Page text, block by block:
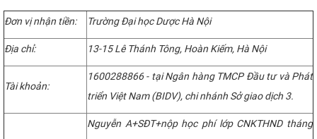
Đơn vị nhận tiền: Trường Đại học Dược Hà Nội
Địa chỉ: 13-15 Lê Thánh Tông, Hoàn Kiếm, Hà Nội
Tài khoản:
1600288866 - tại Ngân hàng TMCP Đầu tư và Phát
triển Việt Nam (BIDV), chi nhánh Sở giao dịch 3.
Nguyễn A+SĐT+nộp học phí lớp CNKTHND tháng